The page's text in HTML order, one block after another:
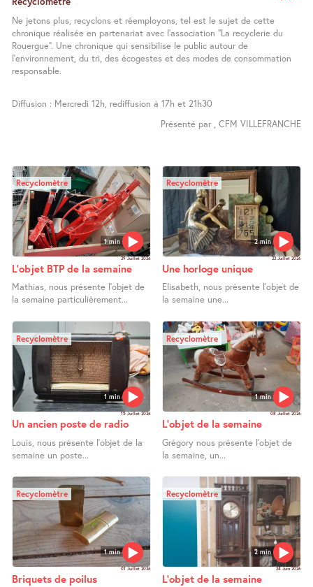
Ne jetons plus, recyclons et réemployons, tel est le sujet de cette
chronique réalisée en partenariat avec l’association "La recyclerie du
Rouergue". Une chronique qui sensibilise le public autour de
l’environnement, du tri, des écogestes et des modes de consommation
responsable.
Diffusion : Mercredi 12h, rediffusion à 17h et 21h30
Présenté par , CFM VILLEFRANCHE
1 min
Recyclomètre
29 Juillet 2026
L’objet BTP de la semaine
Mathias, nous présente l’objet de
la semaine particulièrement...
2 min
Recyclomètre
22 Juillet 2026
Une horloge unique
Elisabeth, nous présente l’objet de
la semaine une...
1 min
Recyclomètre
15 Juillet 2026
Un ancien poste de radio
Louis, nous présente l’objet de la
semaine un poste...
1 min
Recyclomètre
08 Juillet 2026
L’objet de la semaine
Grégory nous présente l’objet de
la semaine, un...
1 min
Recyclomètre
01 Juillet 2026
Briquets de poilus
2 min
Recyclomètre
24 Juin 2026
L’objet de la semaine